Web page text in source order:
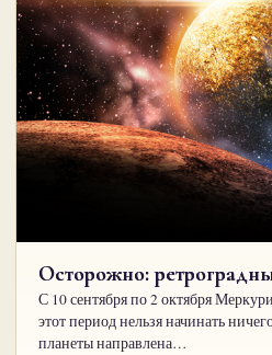
Осторожно:
С 10 сентября по 2 октября
этот период нельзя начинать
планеты направлена…